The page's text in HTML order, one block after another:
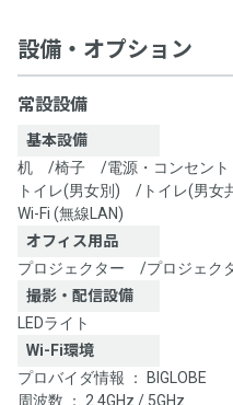
設備・オプション
常設設備
基本設備
机 /椅子 /電源・コンセント
トイレ(男女別) / トイレ(男女
Wi-Fi (無線LAN)
オフィス用品
プロジェクター /プロジェク
撮影・配信設備
LEDライト
Wi-Fi環境
プロバイダ情報 ： BIGLOBE
周波数 ： 2.4GHz / 5GHz